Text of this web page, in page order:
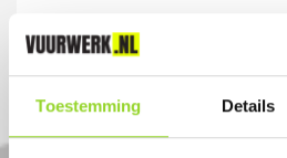
Toestemming Details
Voor nog meer
gegovuurwerk.nl
Komt u uit